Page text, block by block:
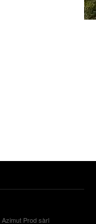
Azimut Prod sàrl